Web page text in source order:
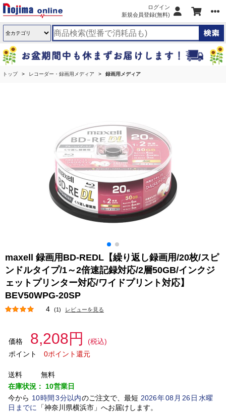
ログイン
新規会員登録(無料)
トップ レコーダー・録画用メディア 録画用メディア
maxell 録画用BD-REDL【繰り返し録画用/20枚/スピ
ンドルタイプ/1～2倍速記録対応/2層50GB/インクジ
ェットプリンター対応/ワイドプリント対応】
BEV50WPG-20SP
4 (1) レビューを見る
価格 8,208円
(税込)
ポイント
0ポイント還元
送料
無料
在庫状況： 10営業日
今から 10時間 3分以内のご注文で、最短 2026年08 月 26日水曜
日 までに 「神奈川県横浜市」 へお届けします。